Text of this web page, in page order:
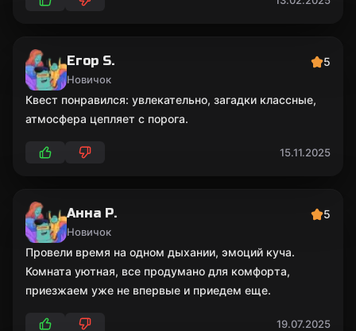
Егор S.
Новичок
5
Квест понравился: увлекательно, загадки классные,
атмосфера цепляет с порога.
15.11.2025
Анна Р.
Новичок
5
Провели время на одном дыхании, эмоций куча.
Комната уютная, все продумано для комфорта,
приезжаем уже не впервые и приедем еще.
19.07.2025